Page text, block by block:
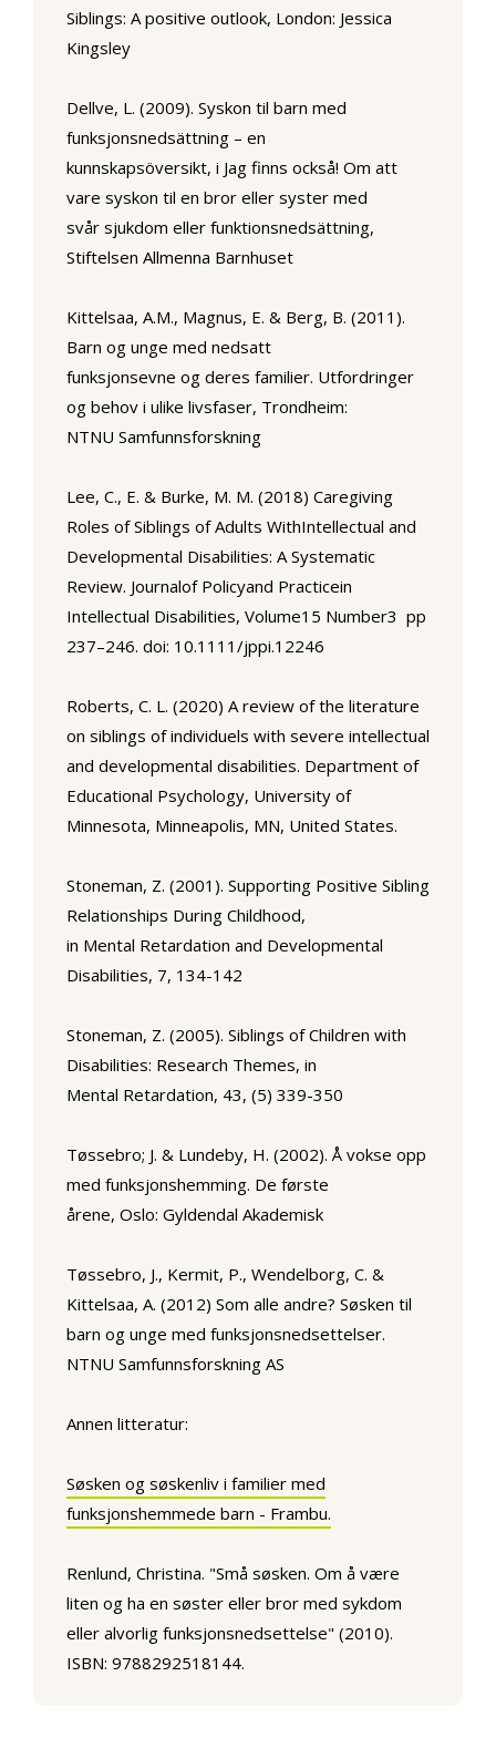
Siblings: A positive outlook, London: Jessica
Kingsley
Dellve, L. (2009). Syskon til barn med
funksjonsnedsättning – en
kunnskapsöversikt, i Jag finns också! Om att
vare syskon til en bror eller syster med
svår sjukdom eller funktionsnedsättning,
Stiftelsen Allmenna Barnhuset
Kittelsaa, A.M., Magnus, E. & Berg, B. (2011).
Barn og unge med nedsatt
funksjonsevne og deres familier. Utfordringer
og behov i ulike livsfaser, Trondheim:
NTNU Samfunnsforskning
Lee, C., E. & Burke, M. M. (2018) Caregiving
Roles of Siblings of Adults WithIntellectual and
Developmental Disabilities: A Systematic
Review. Journalof Policyand Practicein
Intellectual Disabilities, Volume15 Number3 pp
237–246. doi: 10.1111/jppi.12246
Roberts, C. L. (2020) A review of the literature
on siblings of individuels with severe intellectual
and developmental disabilities. Department of
Educational Psychology, University of
Minnesota, Minneapolis, MN, United States.
Stoneman, Z. (2001). Supporting Positive Sibling
Relationships During Childhood,
in Mental Retardation and Developmental
Disabilities, 7, 134-142
Stoneman, Z. (2005). Siblings of Children with
Disabilities: Research Themes, in
Mental Retardation, 43, (5) 339-350
Tøssebro; J. & Lundeby, H. (2002). Å vokse opp
med funksjonshemming. De første
årene, Oslo: Gyldendal Akademisk
Tøssebro, J., Kermit, P., Wendelborg, C. &
Kittelsaa, A. (2012) Som alle andre? Søsken til
barn og unge med funksjonsnedsettelser.
NTNU Samfunnsforskning AS
Annen litteratur:
Søsken og søskenliv i familier med
funksjonshemmede barn - Frambu.
Renlund, Christina. "Små søsken. Om å være
liten og ha en søster eller bror med sykdom
eller alvorlig funksjonsnedsettelse" (2010).
ISBN: 9788292518144.